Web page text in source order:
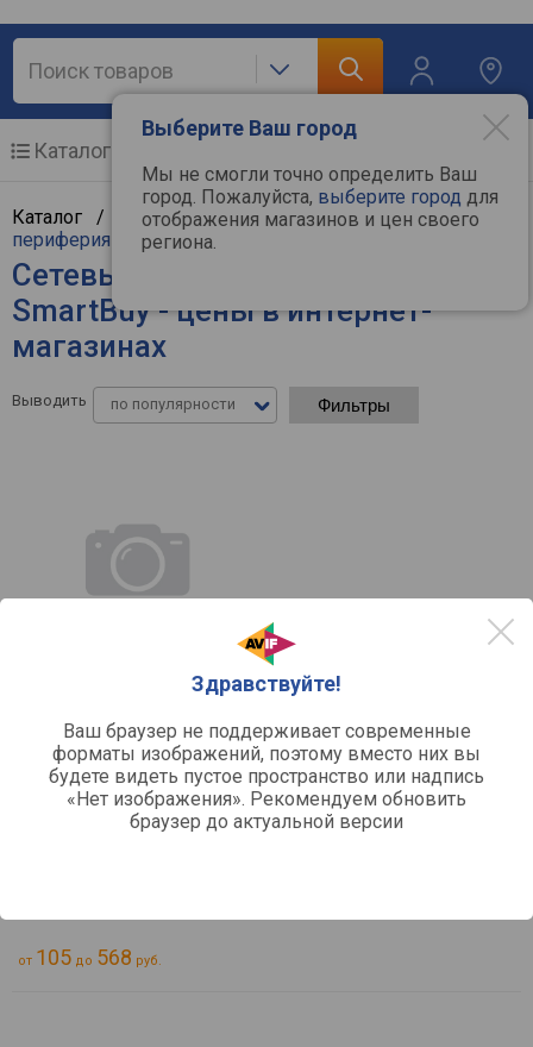
Выберите Ваш город
Мы не смогли точно определить Ваш
город. Пожалуйста, выберите город для
отображения магазинов и цен своего
региона.
Здравствуйте!
Ваш браузер не поддерживает современные
форматы изображений, поэтому вместо них вы
будете видеть пустое пространство или надпись
«Нет изображения». Рекомендуем обновить
браузер до актуальной версии
Каталог
Каталог / Компьютерная техника/ Компьютерная
периферия /Сетевые фильтры и удлинители
Сетевые фильтры и удлинители
SmartBuy - цены в интернет-
магазинах
Выводить по популярности Фильтры
сравнить
SmartBuy SBSP-5 SBSP-5-K, SBSP-5-W
фильтр-удлинитель
Длина кабеля: 5
Тип вилки подключения: обычная
от 105 до 568 руб.